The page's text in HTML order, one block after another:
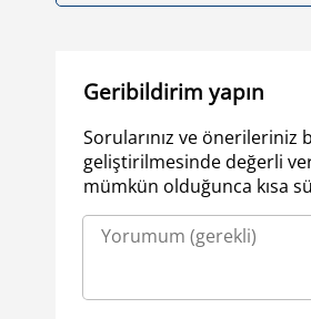
Geribildirim yapın
Sorularınız ve önerileriniz
geliştirilmesinde değerli
mümkün olduğunca kısa